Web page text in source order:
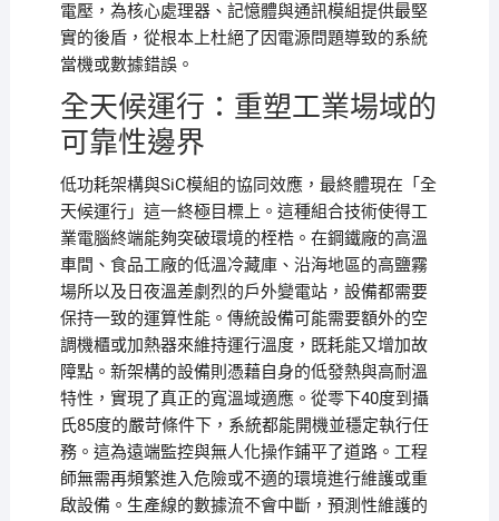
電壓，為核心處理器、記憶體與通訊模組提供最堅
實的後盾，從根本上杜絕了因電源問題導致的系統
當機或數據錯誤。
全天候運行：重塑工業場域的
可靠性邊界
低功耗架構與SiC模組的協同效應，最終體現在「全
天候運行」這一終極目標上。這種組合技術使得工
業電腦終端能夠突破環境的桎梏。在鋼鐵廠的高溫
車間、食品工廠的低溫冷藏庫、沿海地區的高鹽霧
場所以及日夜溫差劇烈的戶外變電站，設備都需要
保持一致的運算性能。傳統設備可能需要額外的空
調機櫃或加熱器來維持運行溫度，既耗能又增加故
障點。新架構的設備則憑藉自身的低發熱與高耐溫
特性，實現了真正的寬溫域適應。從零下40度到攝
氏85度的嚴苛條件下，系統都能開機並穩定執行任
務。這為遠端監控與無人化操作鋪平了道路。工程
師無需再頻繁進入危險或不適的環境進行維護或重
啟設備。生產線的數據流不會中斷，預測性維護的